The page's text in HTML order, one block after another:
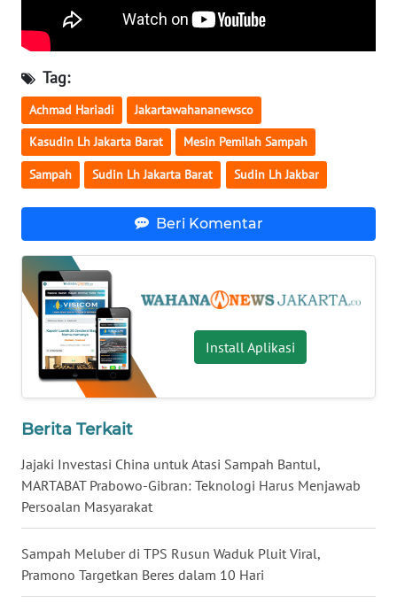
Tag:
Achmad Hariadi Jakartawahananewsco
Kasudin Lh Jakarta Barat Mesin Pemilah Sampah
Sampah Sudin Lh Jakarta Barat Sudin Lh Jakbar
Beri Komentar
Install Aplikasi
Berita Terkait
Jajaki Investasi China untuk Atasi Sampah Bantul,
MARTABAT Prabowo-Gibran: Teknologi Harus Menjawab
Persoalan Masyarakat
Sampah Meluber di TPS Rusun Waduk Pluit Viral,
Pramono Targetkan Beres dalam 10 Hari
KALTARA
WN
KALSEL
WN
KALTIM
WN
GORONTALO
WN
SULUT
WN
WN
MALUT
WN
DAIRI